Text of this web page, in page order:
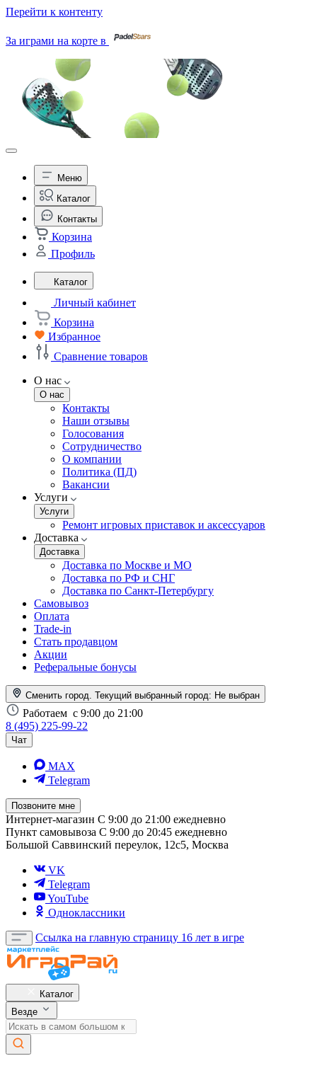
Перейти к контенту
За играми на корте в
Меню
Каталог
Контакты
Корзина
Профиль
Каталог
Личный кабинет
Корзина
Избранное
Сравнение товаров
О нас
О нас
Контакты
Наши отзывы
Голосования
Сотрудничество
О компании
Политика (ПД)
Вакансии
Услуги
Услуги
Ремонт игровых приставок и аксессуаров
Доставка
Доставка
Доставка по Москве и МО
Доставка по РФ и СНГ
Доставка по Санкт-Петербургу
Самовывоз
Оплата
Trade-in
Стать продавцом
Акции
Реферальные бонусы
Сменить город. Текущий выбранный город: Не выбран
Работаем с 9:00 до 21:00
8 (495) 225-99-22
Чат
MAX
Telegram
Позвоните мне
Интернет-магазин С 9:00 до 21:00 ежедневно
Пункт самовывоза С 9:00 до 20:45 ежедневно
Большой Саввинский переулок, 12с5, Москва
VK
Telegram
YouTube
Одноклассники
Ссылка на главную страницу 16 лет в игре
Каталог
Везде